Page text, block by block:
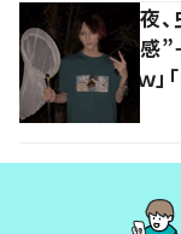
夜
感
ｗ」